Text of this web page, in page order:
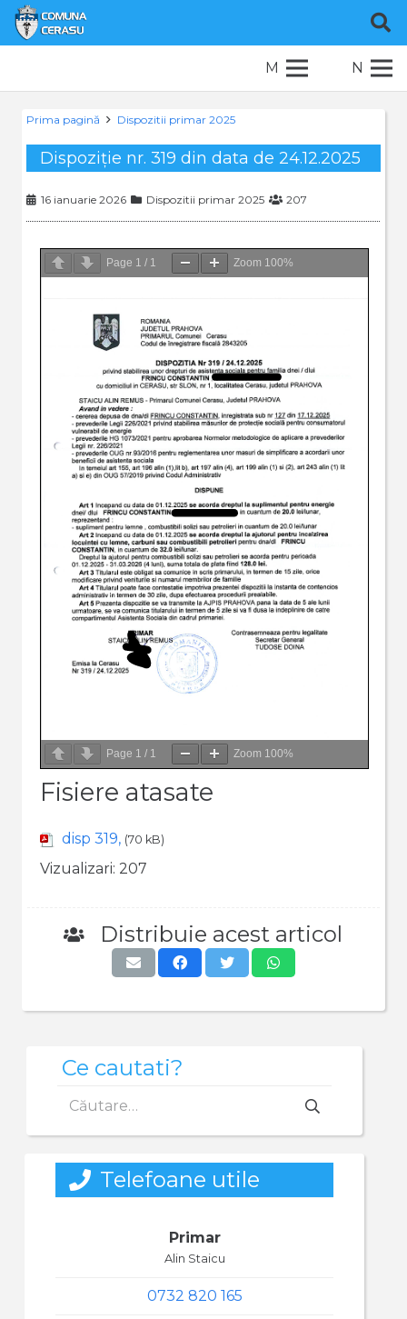
M N
Prima pagină Dispozitii primar 2025
Dispoziție nr. 319 din data de 24.12.2025
16 ianuarie 2026 Dispozitii primar 2025 207
Page 1 / 1 Zoom 100%
Page 1 / 1 Zoom 100%
Fisiere atasate
disp 319, (70 kB)
Vizualizari: 207
Distribuie acest articol
Ce cautati?
după:
Telefoane utile
Primar
Alin Staicu
0732 820 165